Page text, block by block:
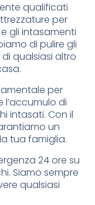
qualificati
per
gli intasamenti
di pulire gli
qualsiasi altro
per
l’accumulo di
intasati. Con il
un
tua famiglia.
24 ore su
Siamo sempre
qualsiasi